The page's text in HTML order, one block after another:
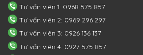
Tư vấn viên 1: 0968 575 857
Tư vấn viên 2: 0969 296 297
Tư vấn viên 3: 0926 136 137
Tư vấn viên 4: 0927 575 857